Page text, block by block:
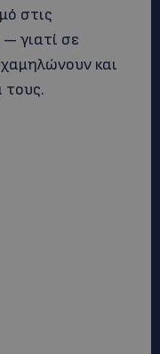
στις
— γιατί σε
και
τους.